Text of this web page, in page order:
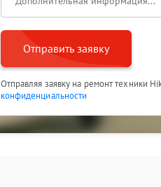
Отправить заявку
Отправляя заявку на ремонт техники
конфиденциальности